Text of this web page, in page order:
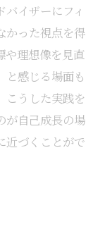
イザーにフィ
かった視点を得
や理想像を見直
と感じる場面も
こうした実践を
が自己成長の場
近づくことがで